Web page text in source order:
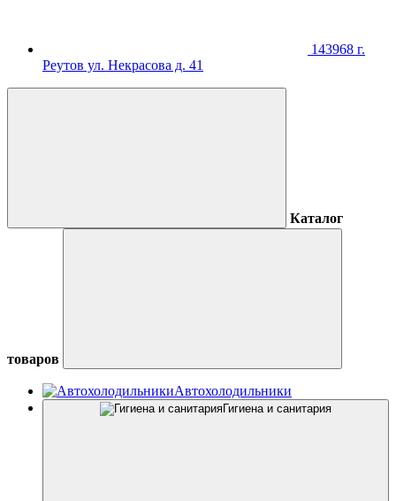
143968 г.
Реутов ул. Некрасова д. 41
Каталог
товаров
Автохолодильники
Гигиена и санитария